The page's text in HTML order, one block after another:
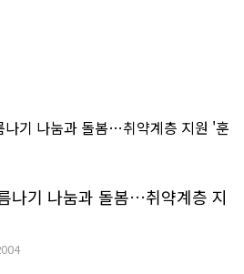
나기 나눔과 돌봄…취약계층 지